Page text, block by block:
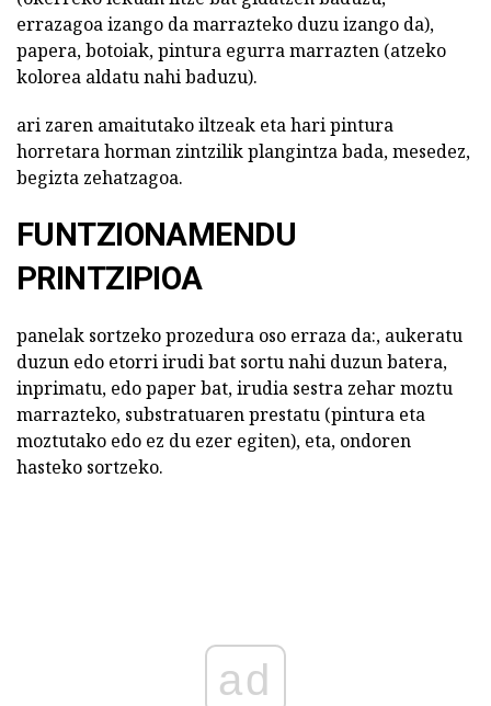
errazagoa izango da marrazteko duzu izango da),
papera, botoiak, pintura egurra marrazten (atzeko
kolorea aldatu nahi baduzu).
ari zaren amaitutako iltzeak eta hari pintura
horretara horman zintzilik plangintza bada, mesedez,
begizta zehatzagoa.
FUNTZIONAMENDU
PRINTZIPIOA
panelak sortzeko prozedura oso erraza da:, aukeratu
duzun edo etorri irudi bat sortu nahi duzun batera,
inprimatu, edo paper bat, irudia sestra zehar moztu
marrazteko, substratuaren prestatu (pintura eta
moztutako edo ez du ezer egiten), eta, ondoren
hasteko sortzeko.
ad